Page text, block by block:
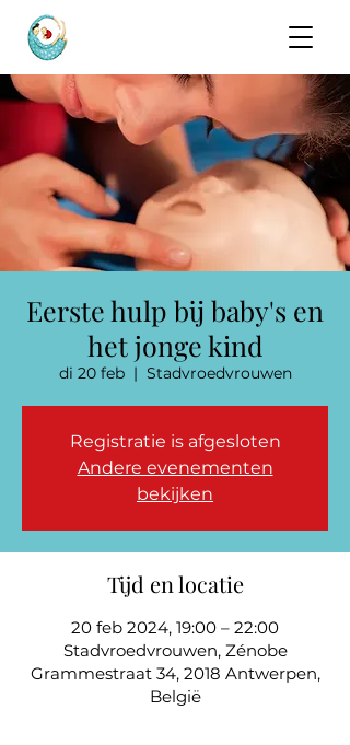
Eerste hulp bij baby's en
het jonge kind
di 20 feb
  |
Stadvroedvrouwen
Registratie is afgesloten
Andere evenementen
bekijken
Tijd en locatie
20 feb 2024, 19:00 – 22:00
Stadvroedvrouwen, Zénobe
Grammestraat 34, 2018 Antwerpen,
België